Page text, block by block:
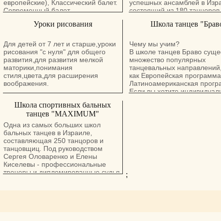
не только осваиванию техники
чувствовать музыку и характер
Воспитанники клуба участвуют в
чемпионатах бального танца как в
Израиле, так и за рубежом.
европейские), Классический балет.
Современный балет.
успешных ансамблей в
состоящий из 180 танцоров.
город за рубежом и
передач.
В программе убучения:
Европейские танцы - вальс,
медленный фокстрот и
Латиноамериканские
самба, ча-ча-ча, румба,
и джайв.
Уроки рисования
Для детей от 7 лет и старше,уроки
рисования "с нуля" для общего
развития,для развития мелкой
маторики,понимания
стиля,цвета,для расширения
воображения.
Школа танцев
Чему мы учим?
В школе танцев Браво
множество популярных
танцевальных
как Европейская
Латиноамериканская
Если вы хотите
Школа спортивных бальных
танцев "MAXIMUM"
Одна из самых больших школ
бальных танцев в Израиле,
составляющая 250 танцоров и
танцовщиц. Под руководством
Сергея Оловаренко и Елены
Киселевы - профессиональные
тренеры и дипломированные судья
;